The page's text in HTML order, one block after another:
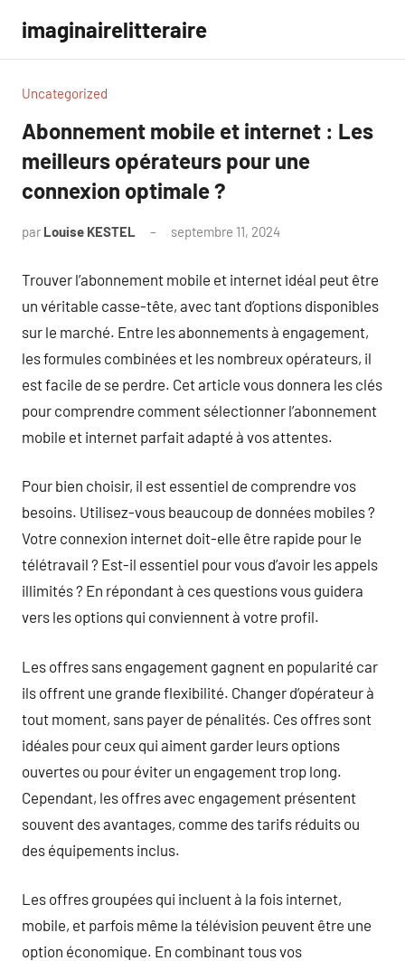
contenu
imaginairelitteraire
Uncategorized
Abonnement mobile et internet : Les
meilleurs opérateurs pour une
connexion optimale ?
par Louise KESTEL septembre 11, 2024
Trouver l’abonnement mobile et internet idéal peut être
un véritable casse-tête, avec tant d’options disponibles
sur le marché. Entre les abonnements à engagement,
les formules combinées et les nombreux opérateurs, il
est facile de se perdre. Cet article vous donnera les clés
pour comprendre comment sélectionner l’abonnement
mobile et internet parfait adapté à vos attentes.
Pour bien choisir, il est essentiel de comprendre vos
besoins. Utilisez-vous beaucoup de données mobiles ?
Votre connexion internet doit-elle être rapide pour le
télétravail ? Est-il essentiel pour vous d’avoir les appels
illimités ? En répondant à ces questions vous guidera
vers les options qui conviennent à votre profil.
Les offres sans engagement gagnent en popularité car
ils offrent une grande flexibilité. Changer d’opérateur à
tout moment, sans payer de pénalités. Ces offres sont
idéales pour ceux qui aiment garder leurs options
ouvertes ou pour éviter un engagement trop long.
Cependant, les offres avec engagement présentent
souvent des avantages, comme des tarifs réduits ou
des équipements inclus.
Les offres groupées qui incluent à la fois internet,
mobile, et parfois même la télévision peuvent être une
option économique. En combinant tous vos